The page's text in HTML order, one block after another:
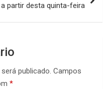
partir desta quinta-feira
publicado. Campos
*